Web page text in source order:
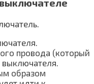
провода (который
образом